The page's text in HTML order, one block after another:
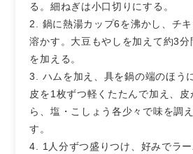
る。細ねぎは小口切りにする。
鍋に熱湯カップ6を沸かし、チ
溶かす。大豆もやしを加えて約3分
を加える。
ハムを加え、具を鍋の端のほう
皮を1枚ずつ軽くたたんで加え、皮
ら、塩・こしょう各少々で味を調
す。
1人分ずつ盛りつけ、好みでラー